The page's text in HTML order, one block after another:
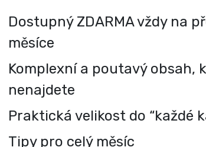
Dostupný ZDARMA vždy na
měsíce
Komplexní a poutavý obsah,
nenajdete
Praktická velikost do “každé
Tipy pro celý měsíc